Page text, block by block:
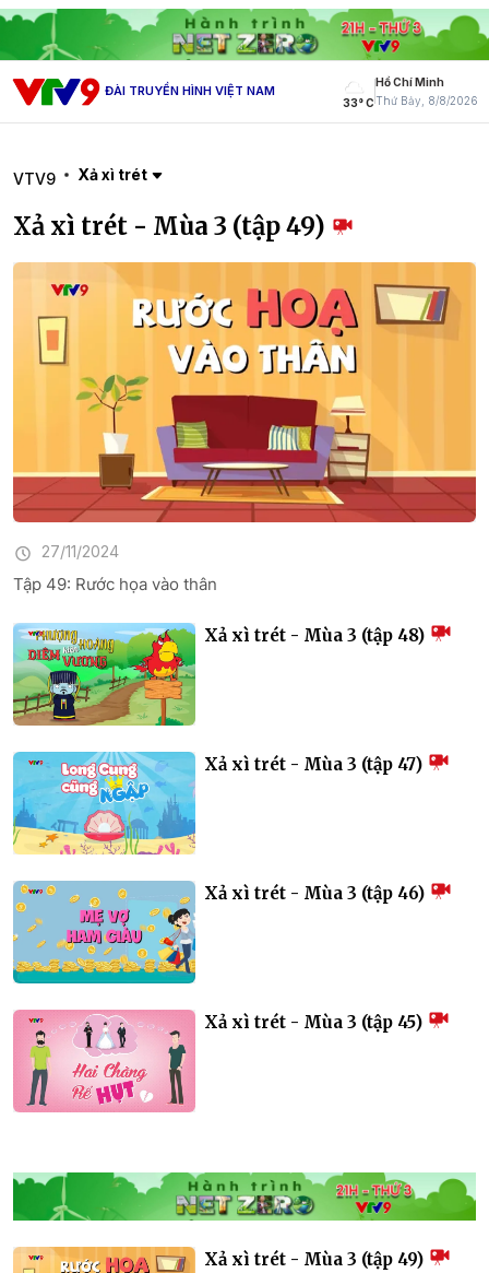
ĐÀI TRUYỀN HÌNH VIỆT NAM
33° C
Hồ Chí Minh
Thứ Bảy, 8/8/2026
VTV9 Xả xì trét
Xả xì trét - Mùa 3 (tập 49)
27/11/2024
Tập 49: Rước họa vào thân
Xả xì trét - Mùa 3 (tập 48)
Xả xì trét - Mùa 3 (tập 47)
Xả xì trét - Mùa 3 (tập 46)
Xả xì trét - Mùa 3 (tập 45)
Xả xì trét - Mùa 3 (tập 49)